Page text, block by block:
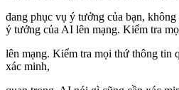
đang phục vụ ý tưởng của bạn,
ý tưởng của AI lên mạng. Kiểm tra
lên mạng. Kiểm tra mọi thứ thông tin
xác minh,